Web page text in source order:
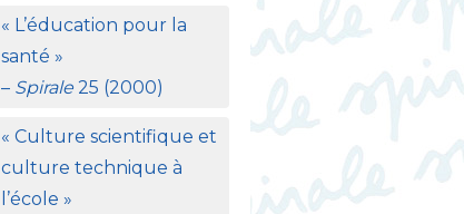
« L’éducation pour la
santé »
– Spirale25 (2000)
« Culture scientifique et
culture technique à
l’école »